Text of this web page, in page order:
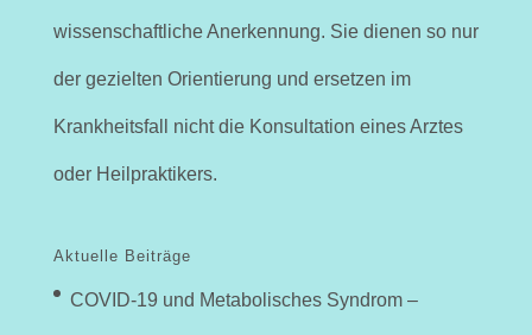
wissenschaftliche Anerkennung. Sie dienen so nur
der gezielten Orientierung und ersetzen im
Krankheitsfall nicht die Konsultation eines Arztes
oder Heilpraktikers.
Aktuelle Beiträge
COVID-19 und Metabolisches Syndrom –